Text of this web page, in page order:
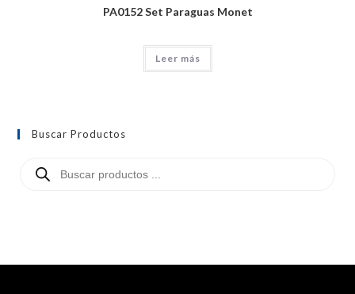
PA0152 Set Paraguas Monet
Leer más
Buscar Productos